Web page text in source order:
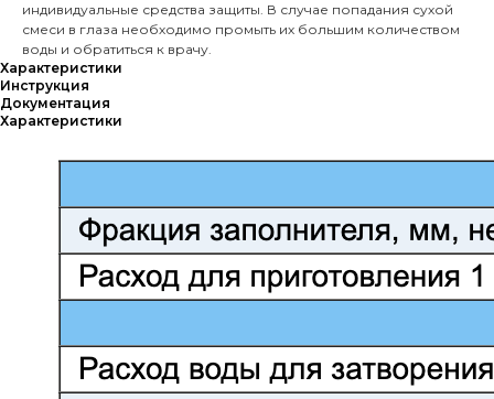
индивидуальные средства защиты. В случае попадания сухой
смеси в глаза необходимо промыть их большим количеством
воды и обратиться к врачу.
Характеристики
Инструкция
Документация
Характеристики